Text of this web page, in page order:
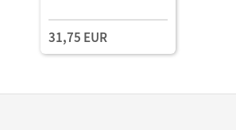
Angebot
31,75 EUR